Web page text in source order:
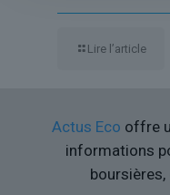
Lire l’article
Actus Eco offre
informations